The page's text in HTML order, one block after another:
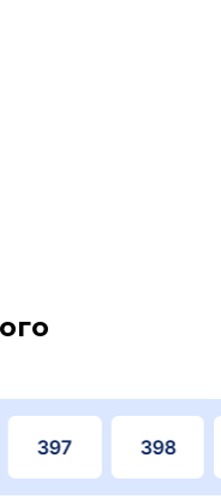
397 398